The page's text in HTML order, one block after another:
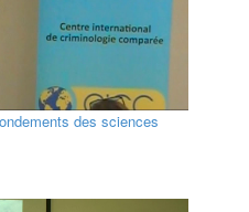
des sciences